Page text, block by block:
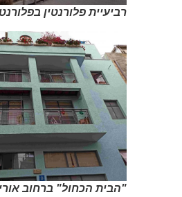
רביעיית פלורנטין
"הבית הכחול" ברחוב